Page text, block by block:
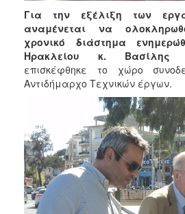
Για την εξέλιξη των
αναμένεται να
χρονικό διάστημα
Ηρακλείου κ. Βασίλης
επισκέφθηκε το χώρο
Αντιδήμαρχο Τεχνικών έργων.